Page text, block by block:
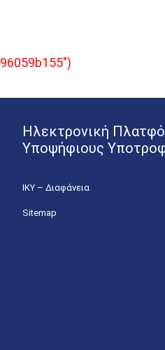
Ηλεκτρονική
Υποψήφιους
ΙΚΥ – Διαφάνεια
Sitemap